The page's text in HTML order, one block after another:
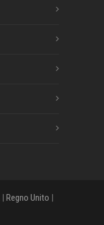
| Regno Unito |